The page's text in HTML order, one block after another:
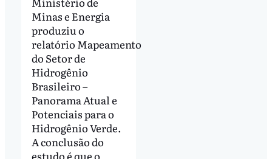
Minas e Energia
produziu o
relatório Mapeamento
do Setor de
Hidrogênio
Brasileiro –
Panorama Atual e
Potenciais para o
Hidrogênio Verde.
A conclusão do
estudo é que o